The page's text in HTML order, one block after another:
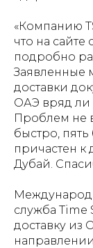
«Компанию
что на
подробно
Заявленные
доставки
ОАЭ вряд ли
Проблем не
быстро, пять
причастен к
Дубай.
служба
доставку из